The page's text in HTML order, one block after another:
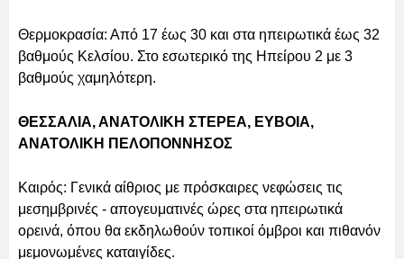
Θερμοκρασία: Από 17 έως 30 και στα ηπειρωτικά έως 32
βαθμούς Κελσίου. Στο εσωτερικό της Ηπείρου 2 με 3
βαθμούς χαμηλότερη.
ΘΕΣΣΑΛΙΑ, ΑΝΑΤΟΛΙΚΗ ΣΤΕΡΕΑ, ΕΥΒΟΙΑ,
ΑΝΑΤΟΛΙΚΗ ΠΕΛΟΠΟΝΝΗΣΟΣ
Καιρός: Γενικά αίθριος με πρόσκαιρες νεφώσεις τις
μεσημβρινές - απογευματινές ώρες στα ηπειρωτικά
ορεινά, όπου θα εκδηλωθούν τοπικοί όμβροι και πιθανόν
μεμονωμένες καταιγίδες.